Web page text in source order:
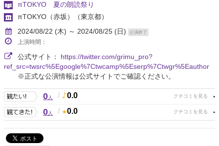
πTOKYO 夏の朗読祭り
πTOKYO（赤坂）
（東京都）
2024/08/22 (木) ～ 2024/08/25 (日)
公演終了
上演時間：
公式サイト： https://twitter.com/grimu_pro?
ref_src=twsrc%5Egoogle%7Ctwcamp%5Eserp%7Ctwgr%5Eauthor
※正式な公演情報は公式サイトでご確認ください。
0人 / 0.0
0人 / 0.0